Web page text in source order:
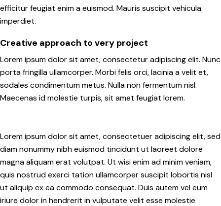
efficitur feugiat enim a euismod. Mauris suscipit vehicula
imperdiet.
Creative approach to very project
Lorem ipsum dolor sit amet, consectetur adipiscing elit. Nunc
porta fringilla ullamcorper. Morbi felis orci, lacinia a velit et,
sodales condimentum metus. Nulla non fermentum nisl.
Maecenas id molestie turpis, sit amet feugiat lorem.
Lorem ipsum dolor sit amet, consectetuer adipiscing elit, sed
diam nonummy nibh euismod tincidunt ut laoreet dolore
magna aliquam erat volutpat. Ut wisi enim ad minim veniam,
quis nostrud exerci tation ullamcorper suscipit lobortis nisl
ut aliquip ex ea commodo consequat. Duis autem vel eum
iriure dolor in hendrerit in vulputate velit esse molestie